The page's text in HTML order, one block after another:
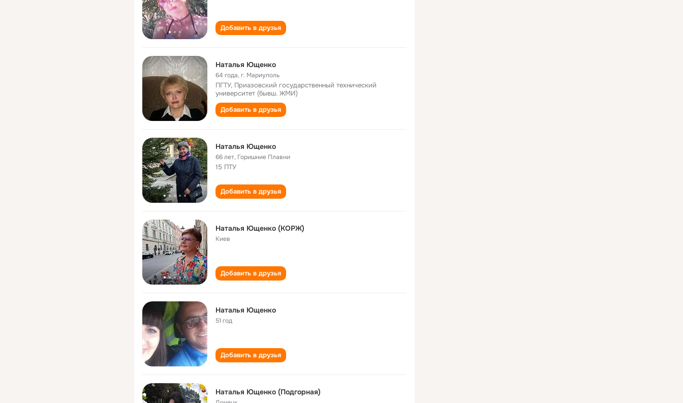
Добавить в друзья
Наталья Ющенко
64 года,г. Мариуполь
ПГТУ, Приазовский государственный технический
университет (бывш. ЖМИ)
Добавить в друзья
Наталья Ющенко
66 лет, Горишние Плавни
15 ПТУ
Добавить в друзья
Наталья Ющенко (КОРЖ)
Киев
Добавить в друзья
Наталья Ющенко
51 год
Добавить в друзья
Наталья Ющенко (Подгорная)